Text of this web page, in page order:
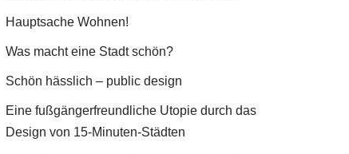
Hauptsache Wohnen!
Was macht eine Stadt schön?
Schön hässlich – public design
Eine fußgängerfreundliche Utopie durch das
Design von 15-Minuten-Städten